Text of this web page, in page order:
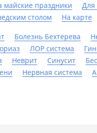
майские праздники Для
столом На карте
Болезнь Бехтерева
ЛОР система
Неврит Синусит
Нервная система